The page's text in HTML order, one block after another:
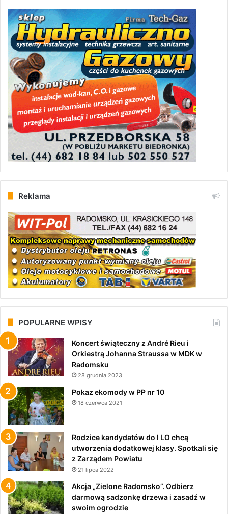
Reklama
POPULARNE WPISY
Koncert świąteczny z André Rieu i
Orkiestrą Johanna Straussa w MDK w
Radomsku
28 grudnia 2023
Pokaz ekomody w PP nr 10
18 czerwca 2021
Rodzice kandydatów do I LO chcą
utworzenia dodatkowej klasy. Spotkali się
z Zarządem Powiatu
21 lipca 2022
Akcja „Zielone Radomsko”. Odbierz
darmową sadzonkę drzewa i zasadź w
swoim ogrodzie